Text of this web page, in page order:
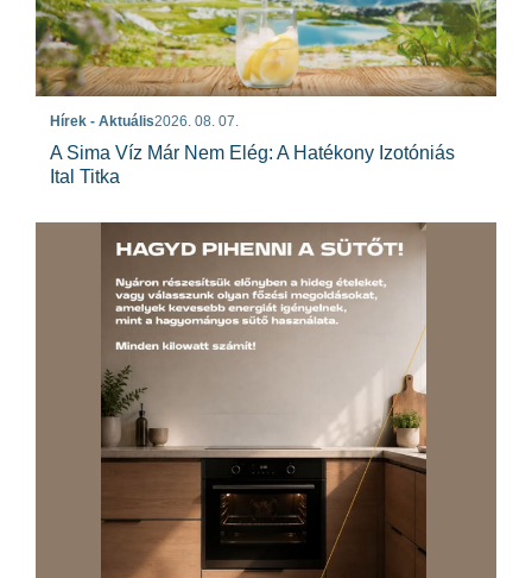
Hírek - Aktuális2026. 08. 07.
A Sima Víz Már Nem Elég: A Hatékony Izotóniás
Ital Titka